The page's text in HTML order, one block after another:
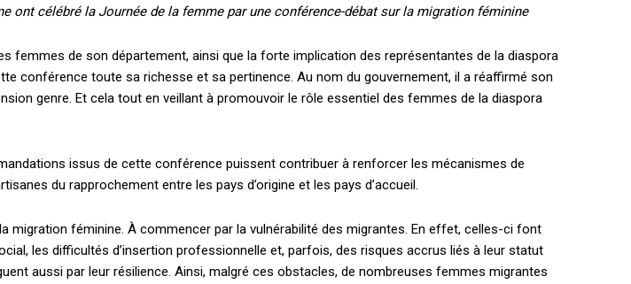
Annonces
ont célébré la Journée de la femme par une conférence-débat sur la migration féminine
femmes de son département, ainsi que la forte implication des représentantes de la diaspora
conférence toute sa richesse et sa pertinence. Au nom du gouvernement, il a réaffirmé son
genre. Et cela tout en veillant à promouvoir le rôle essentiel des femmes de la diaspora
issus de cette conférence puissent contribuer à renforcer les mécanismes de
du rapprochement entre les pays d’origine et les pays d’accueil.
migration féminine. À commencer par la vulnérabilité des migrantes. En effet, celles-ci font
les difficultés d’insertion professionnelle et, parfois, des risques accrus liés à leur statut
aussi par leur résilience. Ainsi, malgré ces obstacles, de nombreuses femmes migrantes